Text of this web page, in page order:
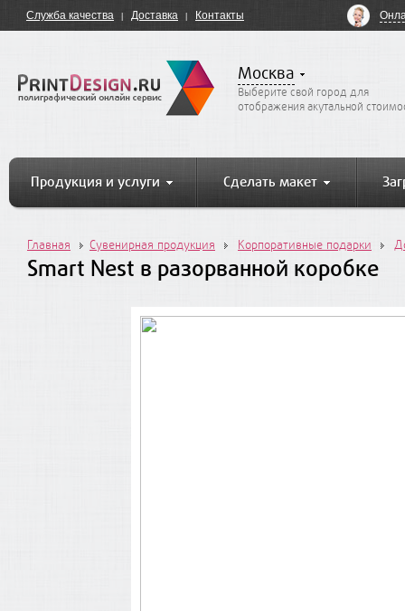
Служба качества Доставка Контакты
Москва
Выберите свой город для
отображения акутальной
Продукция и услуги Сделать макет
Главная Сувенирная продукция Корпоративные подарки
Smart Nest в разорванной коробке